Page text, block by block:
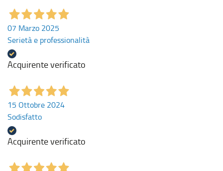
07 Marzo 2025
Serietà e professionalità
Acquirente verificato
15 Ottobre 2024
Sodisfatto
Acquirente verificato